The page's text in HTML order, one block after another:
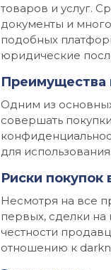
товаров и услуг.
документы и
подобных
юридические
Преимущества
Одним из
совершать
для использования.
Риски покупок
Несмотря на все
первых, сделки на
честности
отношению к